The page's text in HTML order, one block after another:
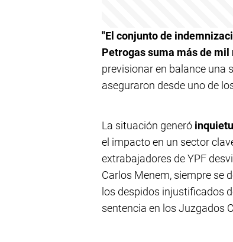
"El conjunto de
Petrogas suma más de
previsionar en balance una
aseguraron desde uno de
La situación generó
el impacto en un sector
extrabajadores de YPF
Carlos Menem, siempre se
los despidos injustificados
sentencia en los Juzgados